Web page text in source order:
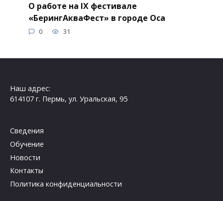
О работе на IX фестивале
«БерингАкваФест» в городе Оса
0 31
Наш адрес:
614107 г. Пермь, ул. Уральская, 95
Сведения
Обучение
Новости
Контакты
Политика конфиденциальности